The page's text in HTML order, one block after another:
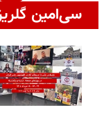
سی‌امین